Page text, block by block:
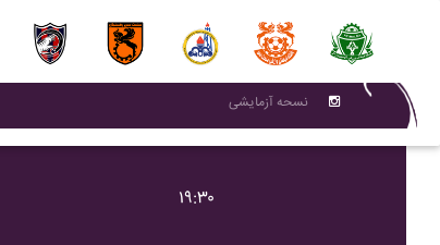
نسحه آزمایشی
۱۹:۳۰